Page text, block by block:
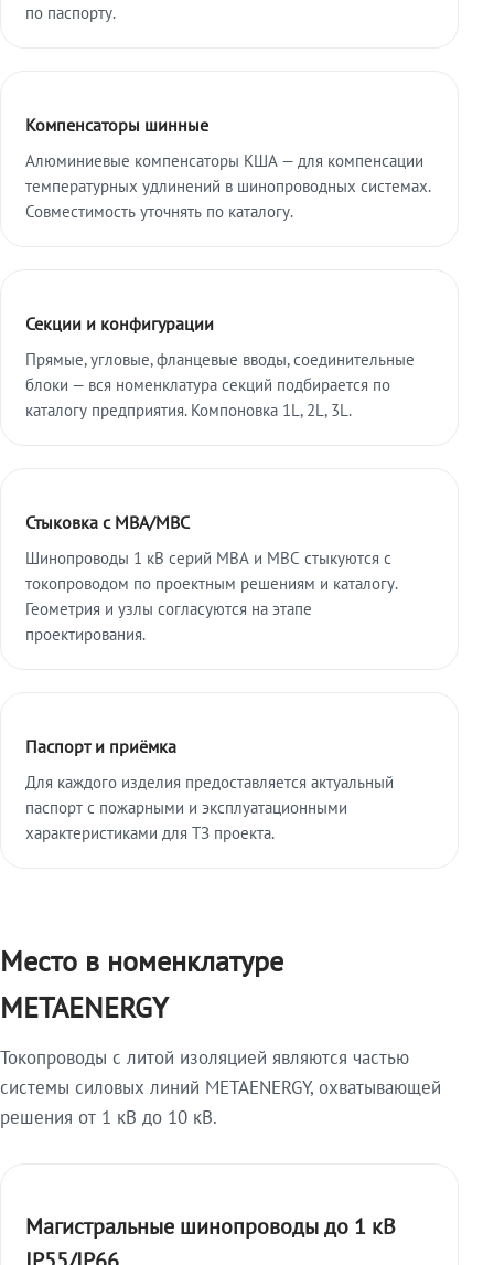
по паспорту.
Компенсаторы шинные
Алюминиевые компенсаторы КША — для компенсации
температурных удлинений в шинопроводных системах.
Совместимость уточнять по каталогу.
Секции и конфигурации
Прямые, угловые, фланцевые вводы, соединительные
блоки — вся номенклатура секций подбирается по
каталогу предприятия. Компоновка 1L, 2L, 3L.
Стыковка с МВА/МВС
Шинопроводы 1 кВ серий МВА и МВС стыкуются с
токопроводом по проектным решениям и каталогу.
Геометрия и узлы согласуются на этапе
проектирования.
Паспорт и приёмка
Для каждого изделия предоставляется актуальный
паспорт с пожарными и эксплуатационными
характеристиками для ТЗ проекта.
Место в номенклатуре
METAENERGY
Токопроводы с литой изоляцией являются частью
системы силовых линий METAENERGY, охватывающей
решения от 1 кВ до 10 кВ.
Магистральные шинопроводы до 1 кВ